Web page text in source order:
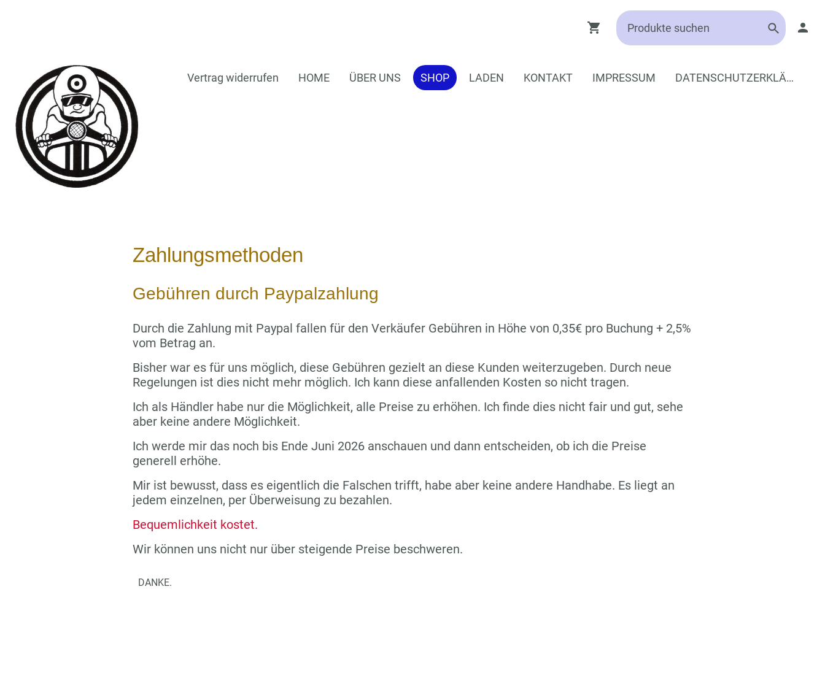
Vertrag widerrufen HOME ÜBER UNS SHOP LADEN KONTAKT IMPRESSUM DATENSCHUTZERKLÄRUNG
Zahlungsmethoden
Gebühren durch Paypalzahlung
Durch die Zahlung mit Paypal fallen für den Verkäufer Gebühren in Höhe von 0,35€ pro Buchung + 2,5%
vom Betrag an.
Bisher war es für uns möglich, diese Gebühren gezielt an diese Kunden weiterzugeben. Durch neue
Regelungen ist dies nicht mehr möglich. Ich kann diese anfallenden Kosten so nicht tragen.
Ich als Händler habe nur die Möglichkeit, alle Preise zu erhöhen. Ich finde dies nicht fair und gut, sehe
aber keine andere Möglichkeit.
Ich werde mir das noch bis Ende Juni 2026 anschauen und dann entscheiden, ob ich die Preise
generell erhöhe.
Mir ist bewusst, dass es eigentlich die Falschen trifft, habe aber keine andere Handhabe. Es liegt an
jedem einzelnen, per Überweisung zu bezahlen.
Bequemlichkeit kostet.
Wir können uns nicht nur über steigende Preise beschweren.
DANKE.